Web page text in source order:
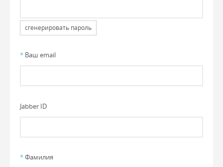
сгенерировать пароль
* Ваш email
Jabber ID
*Фамилия